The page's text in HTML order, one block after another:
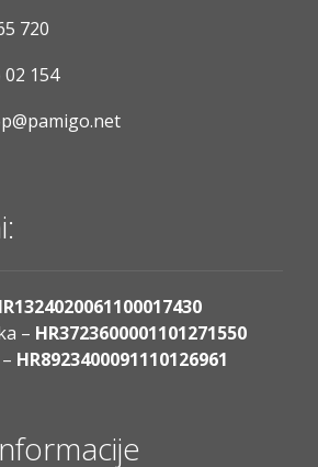
720
154
– HR3723600001101271550
HR8923400091110126961